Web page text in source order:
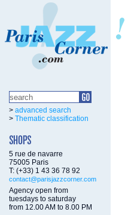
> advanced search
> Thematic classification
5 rue de navarre
75005 Paris
T: (+33) 1 43 36 78 92
contact@parisjazzcorner.com
Agency open from
tuesdays to saturday
from 12.00 AM to 8.00 PM